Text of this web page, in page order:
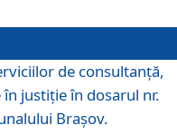
de consultanţă,
justiţie în dosarul nr.
Braşov.